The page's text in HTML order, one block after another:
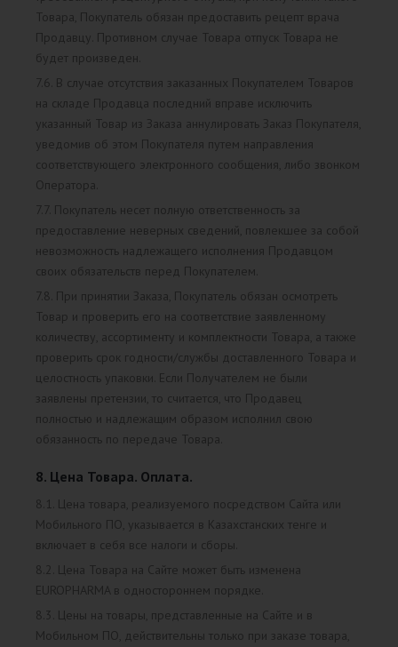
Товара, Покупатель обязан предоставить рецепт врача
Продавцу. Противном случае Товара отпуск Товара не
будет произведен.
7.6. В случае отсутствия заказанных Покупателем Товаров
на складе Продавца последний вправе исключить
указанный Товар из Заказа аннулировать Заказ Покупателя,
уведомив об этом Покупателя путем направления
соответствующего электронного сообщения, либо звонком
Оператора.
7.7. Покупатель несет полную ответственность за
предоставление неверных сведений, повлекшее за собой
невозможность надлежащего исполнения Продавцом
своих обязательств перед Покупателем.
7.8. При принятии Заказа, Покупатель обязан осмотреть
Товар и проверить его на соответствие заявленному
количеству, ассортименту и комплектности Товара, а также
проверить срок годности/службы доставленного Товара и
целостность упаковки. Если Получателем не были
заявлены претензии, то считается, что Продавец
полностью и надлежащим образом исполнил свою
обязанность по передаче Товара.
8. Цена Товара. Оплата.
8.1. Цена товара, реализуемого посредством Сайта или
Мобильного ПО, указывается в Казахстанских тенге и
включает в себя все налоги и сборы.
8.2. Цена Товара на Сайте может быть изменена
EUROPHARMA в одностороннем порядке.
8.3. Цены на товары, представленные на Сайте и в
Мобильном ПО, действительны только при заказе товара,